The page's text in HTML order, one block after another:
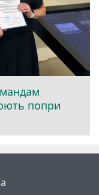
попри